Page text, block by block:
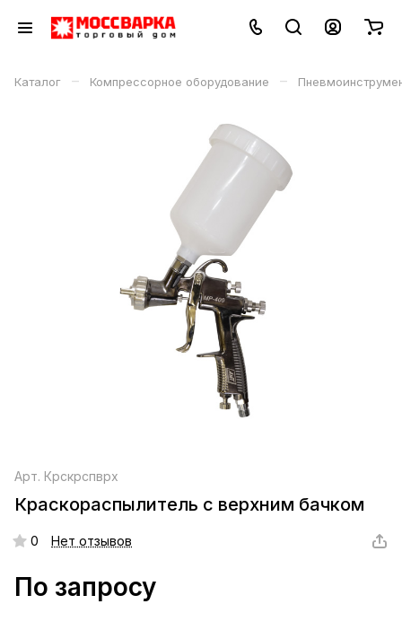
Каталог – Компрессорное оборудование –
Арт. Крскрспврх
Краскораспылитель с верхним бачком
0 Нет отзывов
По запросу